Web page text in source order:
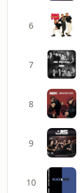
6
7
8
9
10